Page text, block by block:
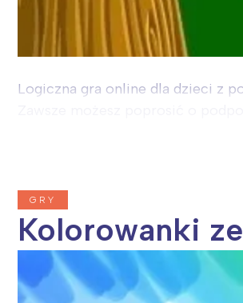
Logiczna gra online dla dzieci z
GRY
Kolorowanki